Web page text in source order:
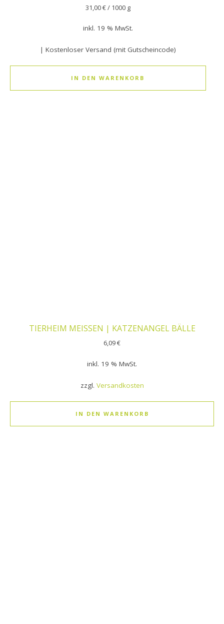
31,00€/ 1000 g
inkl. 19 % MwSt.
| Kostenloser Versand (mit Gutscheincode)
IN DEN WARENKORB
TIERHEIM MEISSEN | KATZENANGEL BÄLLE
6,09€
inkl. 19 % MwSt.
zzgl. Versandkosten
IN DEN WARENKORB